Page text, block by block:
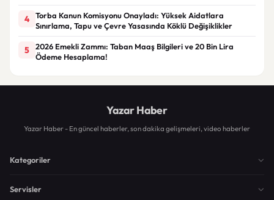
4
Torba Kanun Komisyonu Onayladı: Yüksek Aidatlara
Sınırlama, Tapu ve Çevre Yasasında Köklü Değişiklikler
5
2026 Emekli Zammı: Taban Maaş Bilgileri ve 20 Bin Lira
Ödeme Hesaplama!
Yazar Haber
Yazar Haber - En güncel haberler, son dakika gelişmeleri, video haberler
Kategoriler
Servisler